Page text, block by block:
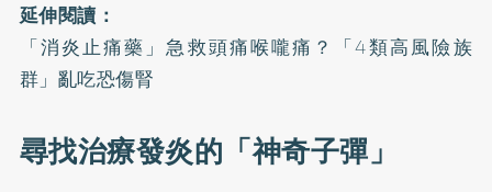
延伸閱讀：
「消炎止痛藥」急救頭痛喉嚨痛？「4類高風險族
群」亂吃恐傷腎
尋找治療發炎的「神奇子彈」